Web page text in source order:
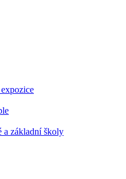
a základní školy